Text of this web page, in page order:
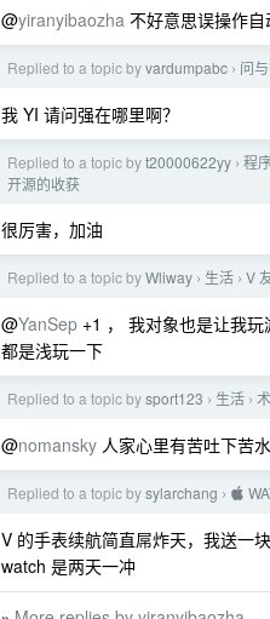
@yiranyibaozha 不好意思误操作
Replied to a topic byvardumpabc › 问
我 YI 请问强在哪里啊？
Replied to a topic byt20000622yy › 程
开源的收获
很厉害，加油
Replied to a topic byWliway › 生活 › V
@YanSep +1 ， 我对象也是让我
都是浅玩一下
Replied to a topic bysport123 › 生活 ›
@nomansky 人家心里有苦吐下苦
Replied to a topic bysylarchang › 
V 的手表续航简直屌炸天，我送一
watch 是两天一冲